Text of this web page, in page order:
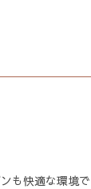
も快適な環境で